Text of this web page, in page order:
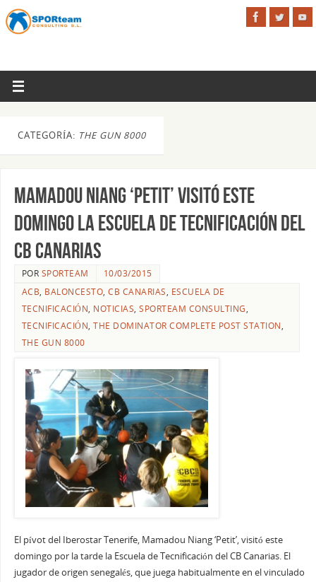
CATEGORÍA: THE GUN 8000
Mamadou Niang ‘Petit’ visitó este
domingo la Escuela de Tecnificación del
CB Canarias
POR SPORTEAM
10/03/2015
ACB, BALONCESTO,CB CANARIAS, ESCUELA DE
TECNIFICACIÓN, NOTICIAS,SPORTEAM CONSULTING,
TECNIFICACIÓN,THE DOMINATOR COMPLETE POST STATION,
THE GUN 8000
El pívot del Iberostar Tenerife, Mamadou Niang ‘Petit’, visitó este
domingo por la tarde la Escuela de Tecnificación del CB Canarias. El
jugador de origen senegalés, que juega habitualmente en el vinculado